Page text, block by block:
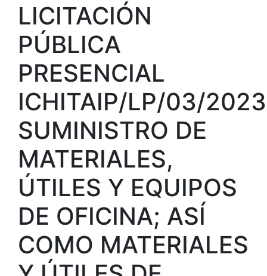
LICITACIÓN
PÚBLICA
PRESENCIAL
ICHITAIP/LP/03/2023
SUMINISTRO DE
MATERIALES,
ÚTILES Y EQUIPOS
DE OFICINA; ASÍ
COMO MATERIALES